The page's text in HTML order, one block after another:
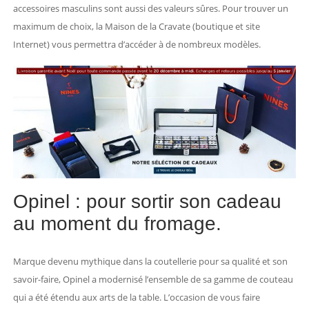
accessoires masculins sont aussi des valeurs sûres. Pour trouver un
maximum de choix, la Maison de la Cravate (boutique et site
Internet) vous permettra d’accéder à de nombreux modèles.
Opinel : pour sortir son cadeau
au moment du fromage.
Marque devenu mythique dans la coutellerie pour sa qualité et son
savoir-faire, Opinel a modernisé l’ensemble de sa gamme de couteau
qui a été étendu aux arts de la table. L’occasion de vous faire